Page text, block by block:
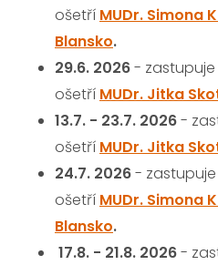
ošetří MUDr. Simona
Blansko.
29.6. 2026-
ošetří MUDr. Jitka
13.7. - 23.7. 2026-
ošetří MUDr. Jitka
24.7. 2026-
ošetří MUDr. Simona
Blansko.
17.8. - 21.8. 2026-